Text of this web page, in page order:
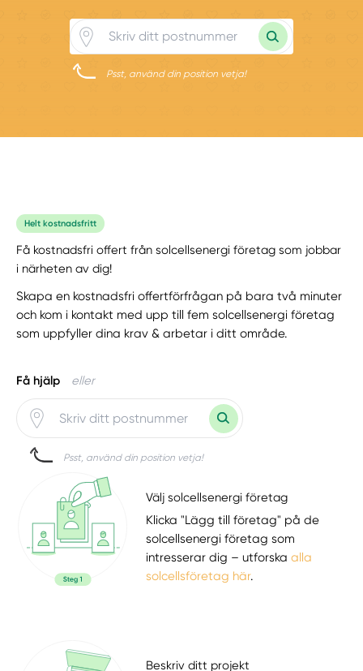
Psst, använd din position vetja!
Helt kostnadsfritt
Få kostnadsfri offert från solcellsenergi företag som jobbar
i närheten av dig!
Skapa en kostnadsfri offertförfrågan på bara två minuter
och kom i kontakt med upp till fem solcellsenergi företag
som uppfyller dina krav & arbetar i ditt område.
Få hjälp eller
Psst, använd din position vetja!
Välj solcellsenergi företag
Klicka "Lägg till företag" på de
solcellsenergi företag som
intresserar dig – utforskaalla
solcellsföretag här.
Beskriv ditt projekt